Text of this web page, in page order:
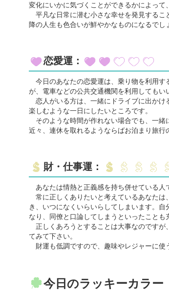
変化にいかに気づくことができるかによって
平凡な日常に潜む小さな幸せを発見するこ
降の人生も色合いが鮮やかなものになるでし
恋愛運：
今日のあなたの恋愛運は、乗り物を利用す
が、電車などの公共交通機関を利用してもい
恋人がいる方は、一緒にドライブに出かけ
楽しむような一日にしたいところです。
そのような時間が作れない場合でも、一緒
近々、連休を取れるようならばお泊まり旅行
財・仕事運：
あなたは情熱と正義感を持ち併せている人
常に正しくありたいと考えているあなたは
き、いつになくいらいらしてしまいます。
なり、同僚と口論してしまうといったことも
正しくあろうとすることは大事なのですが
てみて下さい。
財運も低調ですので、趣味やレジャーに使
今日のラッキーカラー